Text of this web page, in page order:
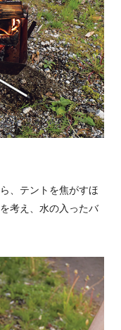
、テントを焦がすほ
考え、水の入ったバ